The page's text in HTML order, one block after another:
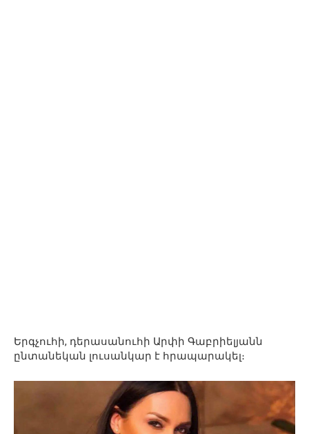
Երգչուհի, դերասանուհի Արփի Գաբրիելյանն
ընտանեկան լուսանկար է հրապարակել։